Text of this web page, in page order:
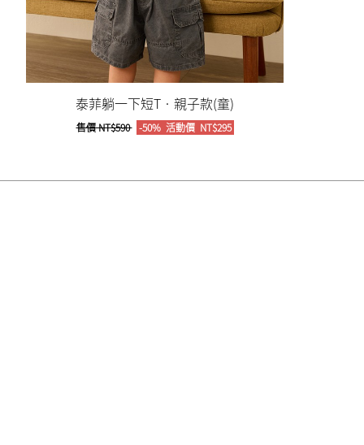
泰菲躺一下短T‧親子款(童)
售價NT$590 -50% 活動價NT$295